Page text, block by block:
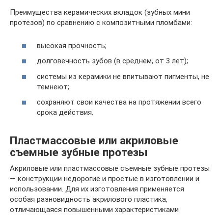
Преимущества керамических вкладок (зубных мини
протезов) по сравнению с композитными пломбами:
высокая прочность;
долговечность зубов (в среднем, от 3 лет);
системы из керамики не впитывают пигменты, не
темнеют;
сохраняют свои качества на протяжении всего
срока действия.
Пластмассовые или акриловые
съемные зубные протезы
Акриловые или пластмассовые съемные зубные протезы
— конструкции недорогие и простые в изготовлении и
использовании. Для их изготовления применяется
особая разновидность акрилового пластика,
отличающаяся повышенными характеристиками